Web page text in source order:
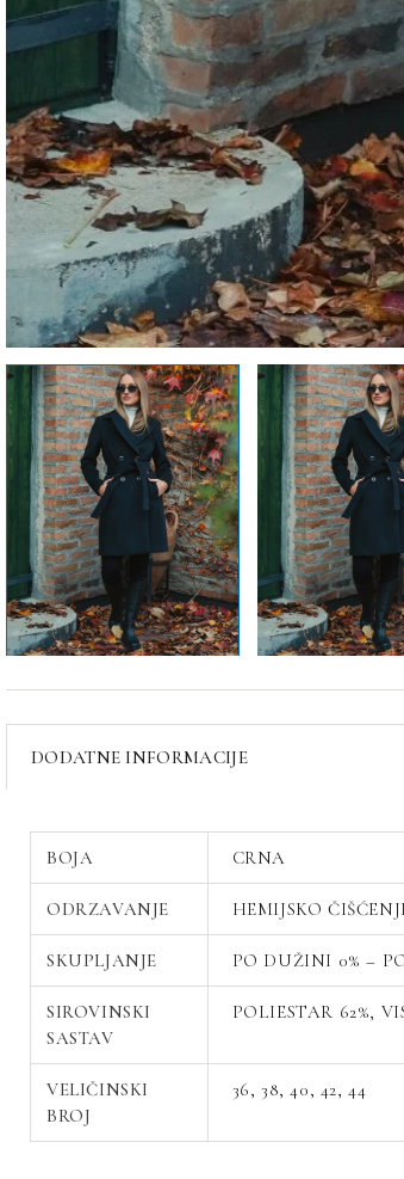
DODATNE INFORMACIJE
BOJA CRNA
ODRZAVANJE HEMIJSKO
SKUPLJANJE PO DUŽINI 0% –
SIROVINSKI
SASTAV
POLIESTAR 62%,
VELIČINSKI
BROJ
36, 38, 40, 42, 44